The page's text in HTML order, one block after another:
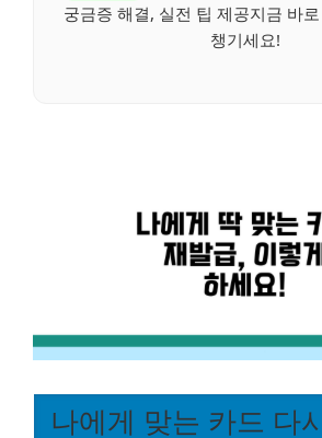
궁금증 해결, 실전 팁 제공지금 바
챙기세요!
나에게 맞는 카드 다